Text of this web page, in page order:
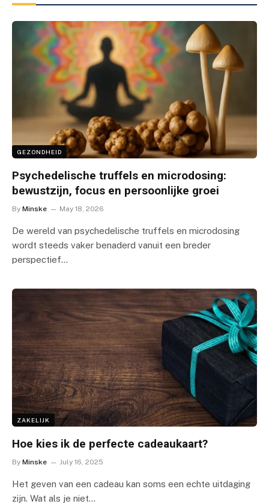
GEZONDHEID
Psychedelische truffels en microdosing:
bewustzijn, focus en persoonlijke groei
By Minske May 18, 2026
De wereld van psychedelische truffels en microdosing
wordt steeds vaker benaderd vanuit een breder
perspectief…
ZAKELIJK
Hoe kies ik de perfecte cadeaukaart?
By Minske July 16, 2025
Het geven van een cadeau kan soms een echte uitdaging
zijn. Wat als je niet…